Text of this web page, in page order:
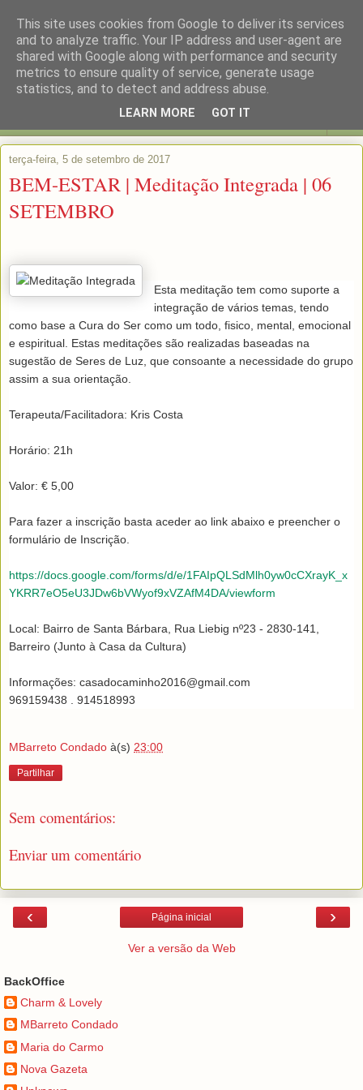
terça-feira, 5 de setembro de 2017
BEM-ESTAR | Meditação Integrada | 06
SETEMBRO
Esta meditação tem como suporte a
integração de vários temas, tendo
como base a Cura do Ser como um todo, fisico, mental, emocional
e espiritual. Estas meditações são realizadas baseadas na
sugestão de Seres de Luz, que consoante a necessidade do grupo
assim a sua orientação.
Terapeuta/Facilitadora: Kris Costa
Horário: 21h
Valor: € 5,00
Para fazer a inscrição basta aceder ao link abaixo e preencher o
formulário de Inscrição.
https://docs.google.com/forms/d/e/1FAIpQLSdMlh0yw0cCXrayK_x
YKRR7eO5eU3JDw6bVWyof9xVZAfM4DA/viewform
Local: Bairro de Santa Bárbara, Rua Liebig nº23 - 2830-141,
Barreiro (Junto à Casa da Cultura)
Informações: casadocaminho2016@gmail.com
969159438 . 914518993
MBarreto Condado à(s) 23:00
Partilhar
Sem comentários:
Enviar um comentário
‹ ›
Página inicial
Ver a versão da Web
BackOffice
Charm & Lovely
MBarreto Condado
Maria do Carmo
Nova Gazeta
This site uses cookies from Google to deliver its services
and to analyze traffic. Your IP address and user-agent are
shared with Google along with performance and security
metrics to ensure quality of service, generate usage
statistics, and to detect and address abuse.
LEARN MORE GOT IT